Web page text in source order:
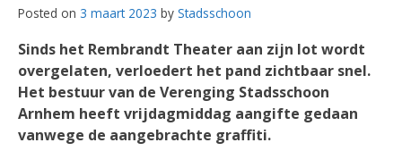
Posted on 3 maart 2023 by Stadsschoon
Sinds het Rembrandt Theater aan zijn lot wordt
overgelaten, verloedert het pand zichtbaar snel.
Het bestuur van de Verenging Stadsschoon
Arnhem heeft vrijdagmiddag aangifte gedaan
vanwege de aangebrachte graffiti.